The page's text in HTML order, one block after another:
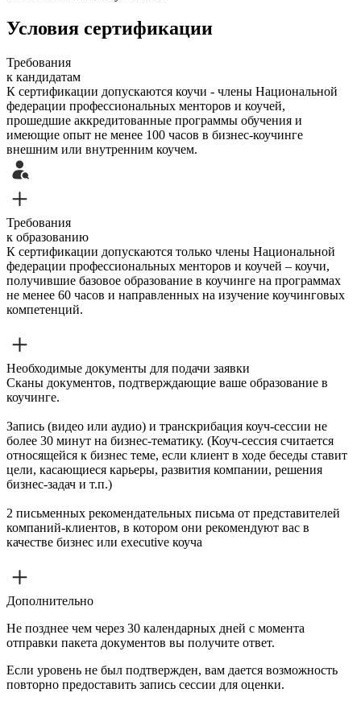
Условия сертификации
Требования
к кандидатам
К сертификации допускаются коучи - члены Национальной
федерации профессиональных менторов и коучей,
прошедшие аккредитованные программы обучения и
имеющие опыт не менее 100 часов в бизнес-коучинге
внешним или внутренним коучем.
Требования
к образованию
К сертификации допускаются только члены Национальной
федерации профессиональных менторов и коучей – коучи,
получившие базовое образование в коучинге на программах
не менее 60 часов и направленных на изучение коучинговых
компетенций.
Необходимые документы для подачи заявки
Сканы документов, подтверждающие ваше образование в
коучинге.
Запись (видео или аудио) и транскрибация коуч-сессии не
более 30 минут на бизнес-тематику. (Коуч-сессия считается
относящейся к бизнес теме, если клиент в ходе беседы ставит
цели, касающиеся карьеры, развития компании, решения
бизнес-задач и т.п.)
2 письменных рекомендательных письма от представителей
компаний-клиентов, в котором они рекомендуют вас в
качестве бизнес или executive коуча
Дополнительно
Не позднее чем через 30 календарных дней с момента
отправки пакета документов вы получите ответ.
Если уровень не был подтвержден, вам дается возможность
повторно предоставить запись сессии для оценки.